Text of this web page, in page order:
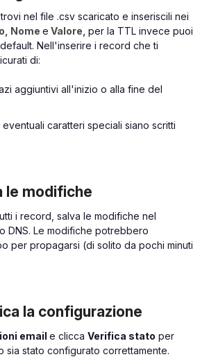
nel file .csv scaricato e inseriscili nei
Nome e Valore, per la TTL invece puoi
Nell'inserire i record che ti
di:
aggiuntivi all'inizio o alla fine del
caratteri speciali siano scritti
le modifiche
i record, salva le modifiche nel
DNS. Le modifiche potrebbero
per propagarsi (di solito da pochi minuti
la configurazione
email e clicca Verifica stato per
sia stato configurato correttamente.